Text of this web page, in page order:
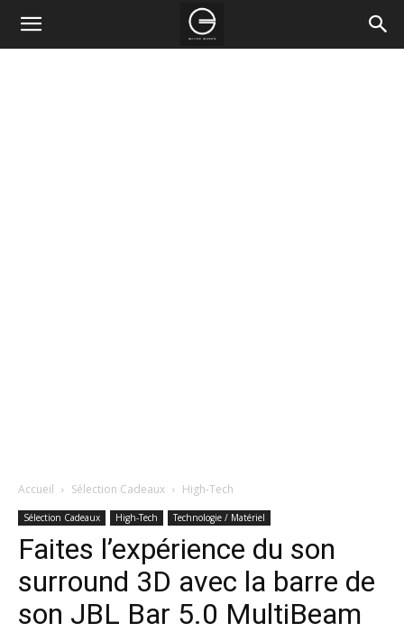
Accueil Sélection Cadeaux High-Tech
Sélection Cadeaux High-Tech Technologie / Matériel
Faites l’expérience du son
surround 3D avec la barre de
son JBL Bar 5.0 MultiBeam